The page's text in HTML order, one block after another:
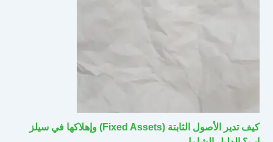
كيف تدير الأصول الثابتة (Fixed Assets) وإهلاكها في سيلز